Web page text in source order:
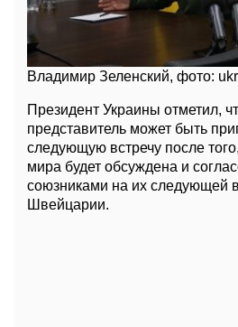
Владимир Зеленский, фото:
Президент Украины отметил,
представитель может быть
следующую встречу после
мира будет обсуждена и
союзниками на их следующей
Швейцарии.